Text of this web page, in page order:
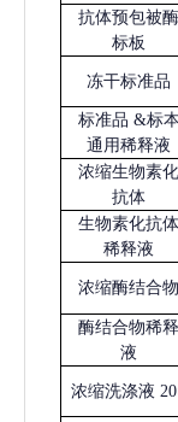
抗体预包被酶
标板
冻干标准品
标准品 &标本
通用稀释液
浓缩生物素化
抗体
生物素化抗体
稀释液
浓缩酶结合物
酶结合物稀释
液
浓缩洗涤液